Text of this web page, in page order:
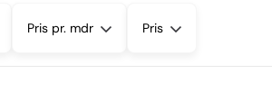
Pris pr. mdr Pris